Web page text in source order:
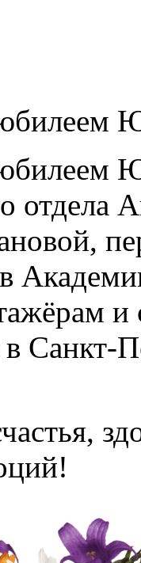
отдела
и
Санкт-